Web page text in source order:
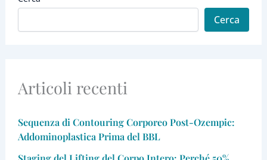
Cerca
Articoli recenti
Sequenza di Contouring Corporeo Post-Ozempic:
Addominoplastica Prima del BBL